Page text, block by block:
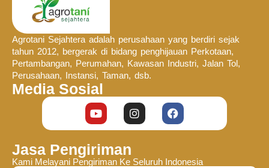
Agrotani Sejahtera adalah perusahaan yang berdiri sejak
tahun 2012, bergerak di bidang penghijauan Perkotaan,
Pertambangan, Perumahan, Kawasan Industri, Jalan Tol,
Perusahaan, Instansi, Taman, dsb.
Media Sosial
Jasa Pengiriman
Kami Melayani Pengiriman Ke Seluruh Indonesia